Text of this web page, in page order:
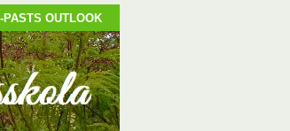
PASTS OUTLOOK